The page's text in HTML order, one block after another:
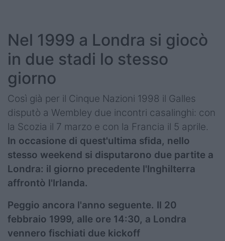
Nel 1999 a Londra si giocò
in due stadi lo stesso
giorno
Così già per il Cinque Nazioni 1998 il Galles
disputò a Wembley due incontri casalinghi: con
la Scozia il 7 marzo e con la Francia il 5 aprile.
In occasione di quest'ultima sfida, nello
stesso weekend si disputarono due partite a
Londra: il giorno precedente l'Inghilterra
affrontò l'Irlanda.
Peggio ancora l'anno seguente. Il 20
febbraio 1999, alle ore 14:30, a Londra
vennero fischiati due kickoff